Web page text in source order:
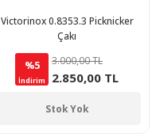
Victorinox 0.8353.3 Picknicker
Çakı
%5
İndirim
3.000,00 TL
2.850,00 TL
Stok Yok